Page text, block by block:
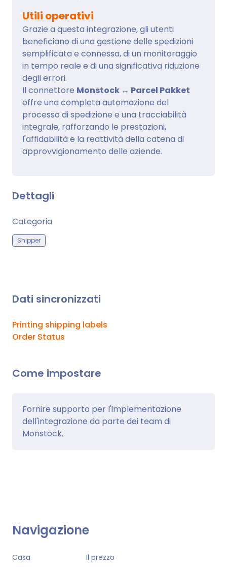
Utili operativi
Grazie a questa integrazione, gli utenti
beneficiano di una gestione delle spedizioni
semplificata e connessa, di un monitoraggio
in tempo reale e di una significativa riduzione
degli errori.
Il connettore Monstock ↔ Parcel Pakket
offre una completa automazione del
processo di spedizione e una tracciabilità
integrale, rafforzando le prestazioni,
l'affidabilità e la reattività della catena di
approvvigionamento delle aziende.
Dettagli
Categoria
Shipper
Dati sincronizzati
Printing shipping labels
Order Status
Come impostare
Fornire supporto per l'implementazione
dell'integrazione da parte dei team di
Monstock.
Navigazione
Casa
Il prezzo